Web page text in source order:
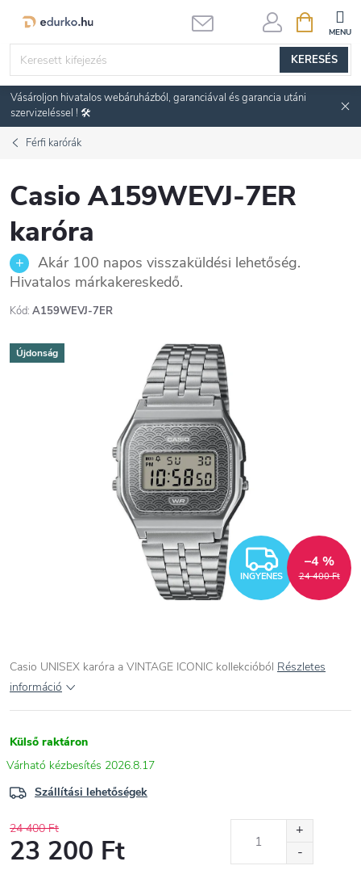
KERESÉS
KOSÁR
Vásároljon hivatalos webáruházból, garanciával és garancia utáni
szervizeléssel ! 🛠️
Férfi karórák
Casio A159WEVJ-7ER
karóra
Akár 100 napos visszaküldési lehetőség.
Hivatalos márkakereskedő.
Kód: A159WEVJ-7ER
Újdonság
INGYENES 24 400 Ft
–4 %
Casio UNISEX karóra a VINTAGE ICONIC kollekcióból Részletes
információ
Külső raktáron
2026.8.17
Szállítási lehetőségek
24 400 Ft
23 200 Ft